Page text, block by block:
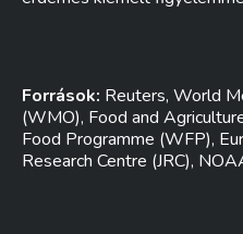
Források: Reuters, World
(WMO), Food and
Food Programme (WFP),
Research Centre (JRC),